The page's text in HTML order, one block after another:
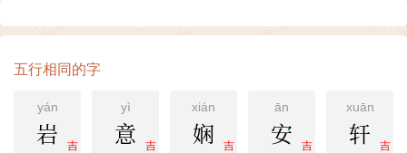
五行相同的字
yán
吉
岩
yì
吉
意
xián
吉
娴
ān
吉
安
xuān
吉
轩